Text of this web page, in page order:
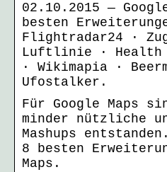
02.10.2015 —
besten
Flightradar24 ·
Luftlinie · Health
· Wikimapia ·
Ufostalker.
Für Google Maps
minder nützliche
Mashups
8 besten
Maps.